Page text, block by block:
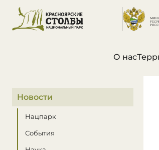
О нас
В этом разделе
Новости
Нацпарк
События